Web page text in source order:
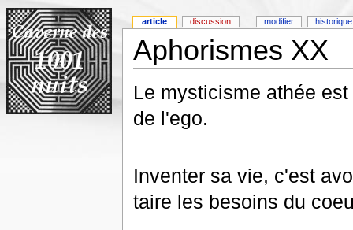
Aphorismes XX
Le mysticisme athée
de l'ego.
Inventer sa vie, c'est
taire les besoins du
article discussion modifier historique